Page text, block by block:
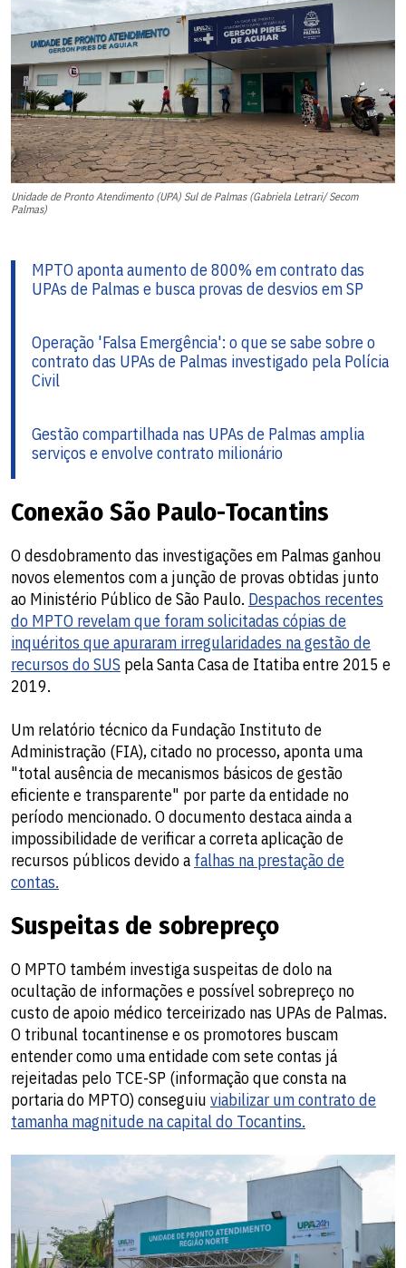
Unidade de Pronto Atendimento (UPA) Sul de Palmas (Gabriela Letrari/ Secom
Palmas)
MPTO aponta aumento de 800% em contrato das
UPAs de Palmas e busca provas de desvios em SP
Operação 'Falsa Emergência': o que se sabe sobre o
contrato das UPAs de Palmas investigado pela Polícia
Civil
Gestão compartilhada nas UPAs de Palmas amplia
serviços e envolve contrato milionário
Conexão São Paulo-Tocantins
O desdobramento das investigações em Palmas ganhou
novos elementos com a junção de provas obtidas junto
ao Ministério Público de São Paulo. Despachos recentes
do MPTO revelam que foram solicitadas cópias de
inquéritos que apuraram irregularidades na gestão de
recursos do SUS pela Santa Casa de Itatiba entre 2015 e
2019.
Um relatório técnico da Fundação Instituto de
Administração (FIA), citado no processo, aponta uma
"total ausência de mecanismos básicos de gestão
eficiente e transparente" por parte da entidade no
período mencionado. O documento destaca ainda a
impossibilidade de verificar a correta aplicação de
recursos públicos devido a falhas na prestação de
contas.
Suspeitas de sobrepreço
O MPTO também investiga suspeitas de dolo na
ocultação de informações e possível sobrepreço no
custo de apoio médico terceirizado nas UPAs de Palmas.
O tribunal tocantinense e os promotores buscam
entender como uma entidade com sete contas já
rejeitadas pelo TCE-SP (informação que consta na
portaria do MPTO) conseguiu viabilizar um contrato de
tamanha magnitude na capital do Tocantins.